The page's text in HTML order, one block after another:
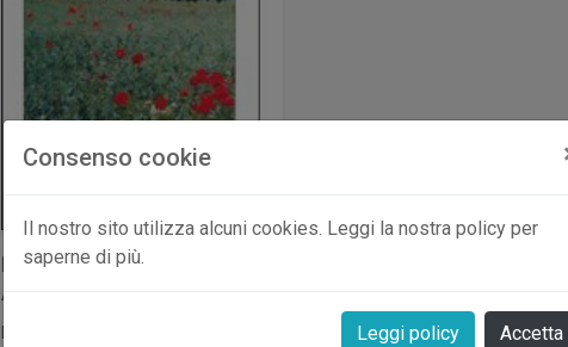
Consenso cookie
Il nostro sito utilizza alcuni cookies. Leggi la nostra policy per
saperne di più.
Leggi policy Accetta
Le poesie di Miasa
Albertin Michela